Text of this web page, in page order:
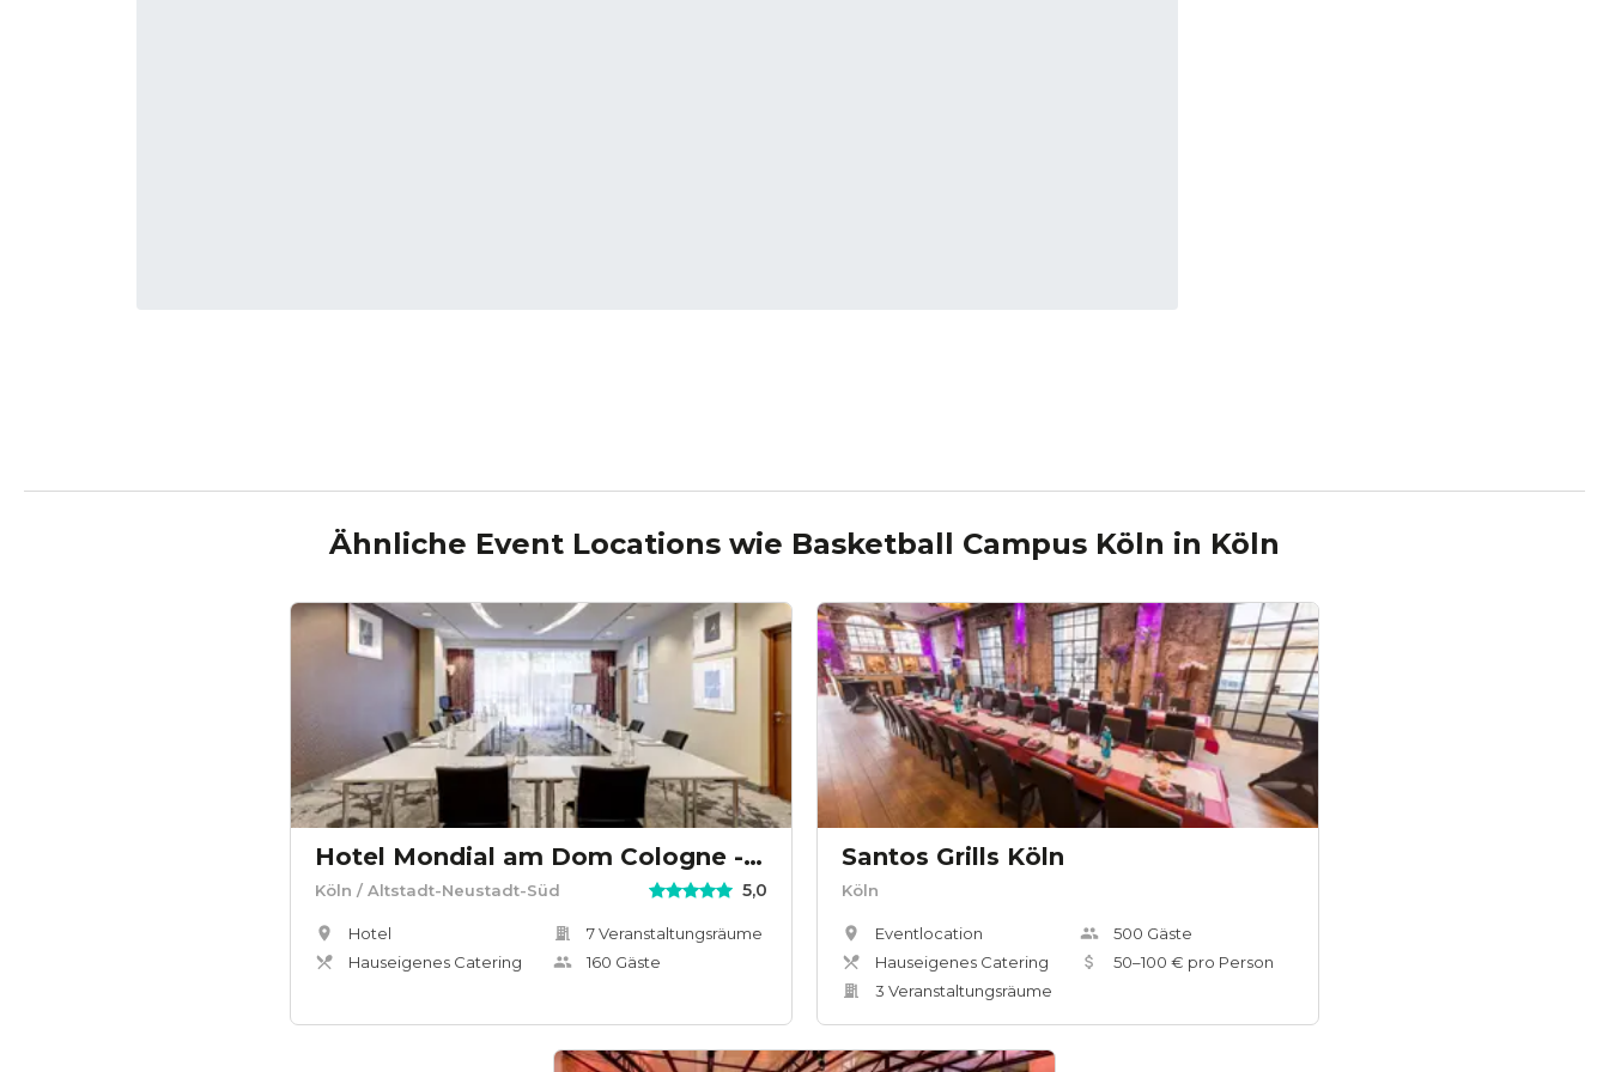
Ähnliche Event Locations wie Basketball Campus Köln in Köln
Hotel Mondial am Dom Cologne - MGallery
Köln / Altstadt-Neustadt-Süd 5,0
Hotel
Hauseigenes Catering
7Veranstaltungsräume
160 Gäste
Santos Grills Köln
Köln
Eventlocation
Hauseigenes Catering
3 Veranstaltungsräume
500 Gäste
50–100 € pro Person